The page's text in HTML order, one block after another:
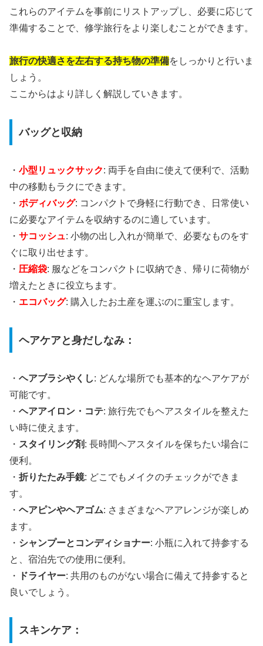
これらのアイテムを事前にリストアップし、必要に応じて
準備することで、修学旅行をより楽しむことができます。
旅行の快適さを左右する持ち物の準備をしっかりと行いま
しょう。
ここからはより詳しく解説していきます。
バッグと収納
・ 小型リュックサック: 両手を自由に使えて便利で、活動
中の移動もラクにできます。
・ ボディバッグ: コンパクトで身軽に行動でき、日常使い
に必要なアイテムを収納するのに適しています。
・ サコッシュ: 小物の出し入れが簡単で、必要なものをす
ぐに取り出せます。
・ 圧縮袋: 服などをコンパクトに収納でき、帰りに荷物が
増えたときに役立ちます。
・ エコバッグ: 購入したお土産を運ぶのに重宝します。
ヘアケアと身だしなみ：
・ ヘアブラシやくし: どんな場所でも基本的なヘアケアが
可能です。
・ ヘアアイロン・コテ: 旅行先でもヘアスタイルを整えた
い時に使えます。
・ スタイリング剤 : 長時間ヘアスタイルを保ちたい場合に
便利。
・ 折りたたみ手鏡: どこでもメイクのチェックができま
す。
・ ヘアピンやヘアゴム: さまざまなヘアアレンジが楽しめ
ます。
・ シャンプーとコンディショナー: 小瓶に入れて持参する
と、宿泊先での使用に便利。
・
ドライヤー: 共用のものがない場合に備えて持参すると
良いでしょう。
スキンケア：